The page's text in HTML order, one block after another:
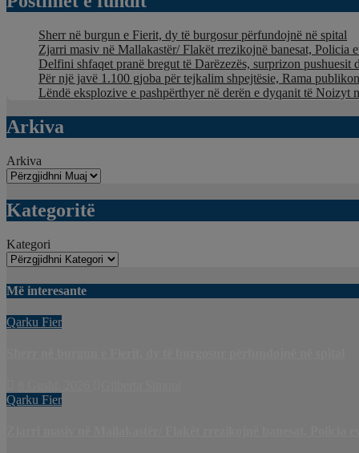
Sherr në burgun e Fierit, dy të burgosur përfundojnë në spital
Zjarri masiv në Mallakastër/ Flakët rrezikojnë banesat, Policia
Delfini shfaqet pranë bregut të Darëzezës, surprizon pushuesit
Për një javë 1.100 gjoba për tejkalim shpejtësie, Rama
Lëndë eksplozive e pashpërthyer në derën e dyqanit të Noizyt
Arkiva
Arkiva
Kategoritë
Kategori
Më interesante
Qarku Fier
Qarku Fier